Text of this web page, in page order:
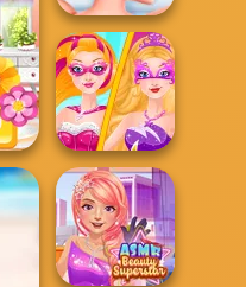
Rapunzel
Relaxing At The
Spa
Barbie
Superhero
Looks